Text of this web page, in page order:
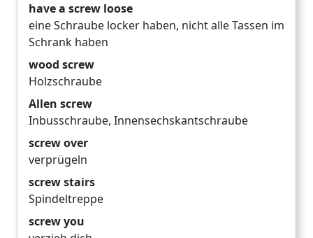
have a screw loose
eine Schraube locker haben, nicht alle Tassen im
Schrank haben
wood screw
Holzschraube
Allen screw
Inbusschraube, Innensechskantschraube
screw over
verprügeln
screw stairs
Spindeltreppe
screw you